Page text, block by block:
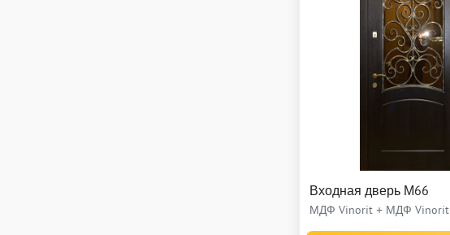
Входная дверь М66
МДФ Vinorit + МДФ Vinorit